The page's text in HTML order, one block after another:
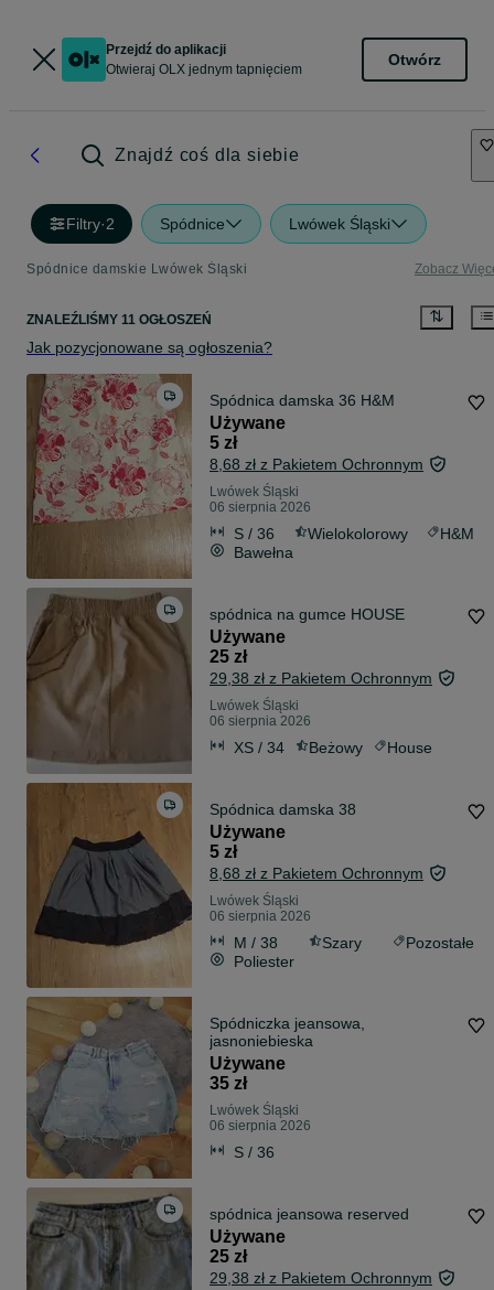
Przejdź do aplikacji
Otwieraj OLX jednym tapnięciem
Otwórz
Znajdź coś dla siebie
Filtry·2 Spódnice Lwówek Śląski
Spódnice damskie Lwówek Śląski Zobacz
ZNALEŹLIŚMY 11 OGŁOSZEŃ
Jak pozycjonowane są ogłoszenia?
Spódnica damska 36 H&M
Używane
5 zł
8,68 zł z Pakietem Ochronnym
Lwówek Śląski
06 sierpnia 2026
S / 36 Wielokolorowy
H&M
Bawełna
spódnica na gumce HOUSE
Używane
25 zł
29,38 zł z Pakietem Ochronnym
Lwówek Śląski
06 sierpnia 2026
XS / 34 Beżowy House
Spódnica damska 38
Używane
5 zł
8,68 zł z Pakietem Ochronnym
Lwówek Śląski
06 sierpnia 2026
M / 38 Szary
Pozostałe
Poliester
Spódniczka jeansowa,
jasnoniebieska
Używane
35 zł
Lwówek Śląski
06 sierpnia 2026
S / 36
spódnica jeansowa reserved
Używane
25 zł
29,38 zł z Pakietem Ochronnym